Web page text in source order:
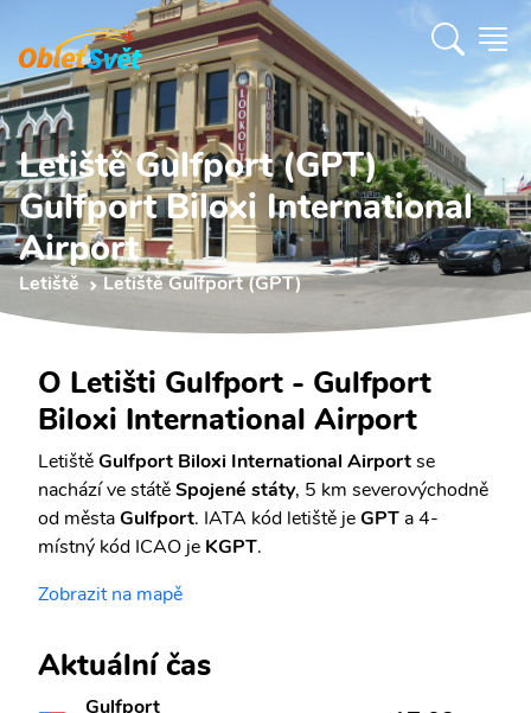
Letiště Gulfport (GPT)
Gulfport Biloxi International
Airport
Letiště Letiště Gulfport (GPT)
O Letišti Gulfport - Gulfport
Biloxi International Airport
LetištěGulfport Biloxi International Airportse
nachází ve státěSpojené státy, 5 km severovýchodně
od městaGulfport. IATA kód letiště jeGPT a 4-
místný kód ICAO je KGPT.
Zobrazit na mapě
Aktuální čas
Gulfport